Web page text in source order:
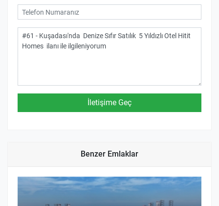
Benzer Emlaklar